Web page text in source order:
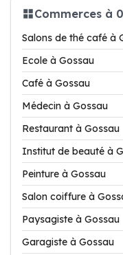
Commerces à
Salons de thé café à
Ecole à Gossau
Café à Gossau
Médecin à Gossau
Restaurant à Gossau
Institut de beauté à
Peinture à Gossau
Salon coiffure à
Paysagiste à Gossau
Garagiste à Gossau